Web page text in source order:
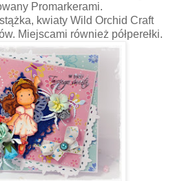
Promarkerami.
kwiaty Wild Orchid Craft
Miejscami również półperełki.